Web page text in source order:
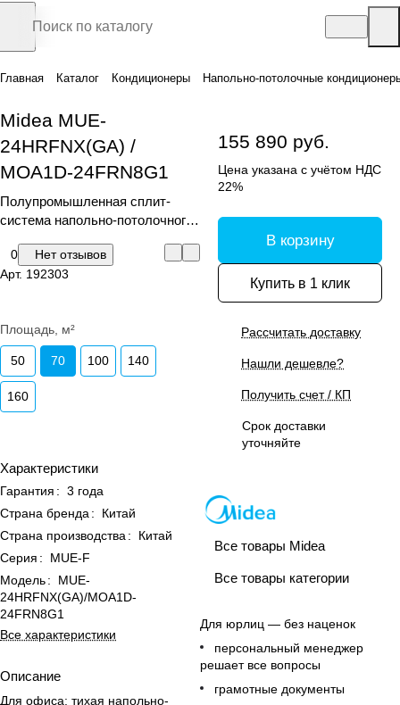
Главная Каталог Кондиционеры Напольно-потолочные
Midea MUE-
24HRFNX(GA) /
MOA1D-24FRN8G1
Полупромышленная сплит-
система напольно-потолочного
0
Нет отзывов
Арт. 192303
Площадь, м²
50 70 100 140
160
Характеристики
Гарантия : 3 года
Страна бренда :
Китай
Страна производства :
Китай
Серия :
MUE-F
Модель:
MUE-
24HRFNX(GA)/MOA1D-
24FRN8G1
Все характеристики
Описание
Для офиса: тихая напольно-
155 890 руб.
Цена указана с учётом НДС
22%
В корзину
Купить в 1 клик
Рассчитать доставку
Нашли дешевле?
Получить счет / КП
Срок доставки
уточняйте
Все товары Midea
Все товары категории
Для юрлиц — без наценок
персональный менеджер
решает все вопросы
грамотные документы